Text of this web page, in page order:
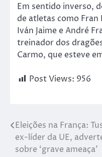
Em sentido inverso,
de atletas como
Iván Jaime e André
treinador dos
Carmo, que esteve
Post Views: 956
Eleições na França:
ex-líder da UE,
sobre ‘grave ameaça’